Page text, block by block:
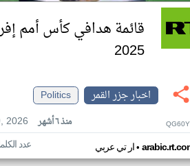
قائمة هدافي كأس أمم
2025
اخبار جزر القمر
Politics
2026
منذ ٦ أشهر
ار تي عربي• عدد